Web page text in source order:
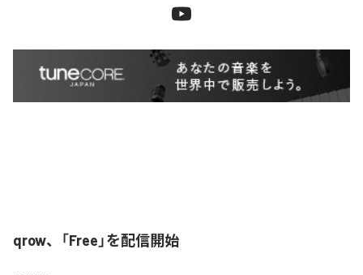
qrow、「Free」を配信開始